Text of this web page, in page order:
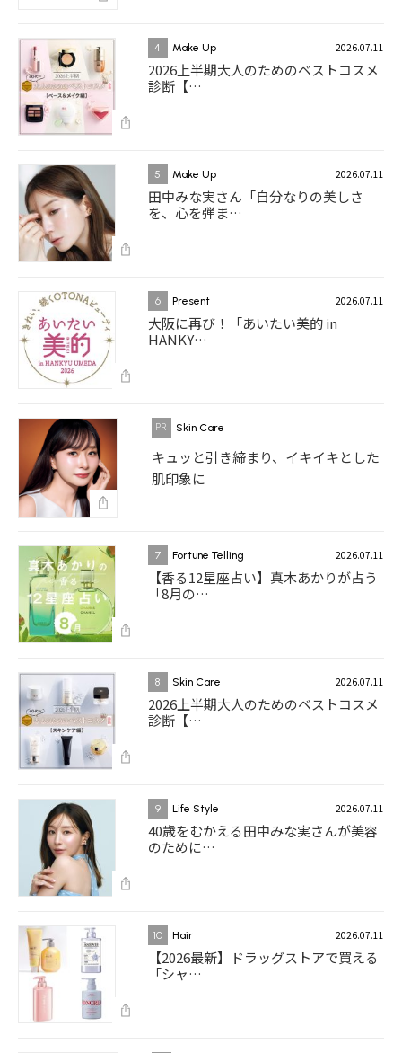
4 Make Up 2026.07.11
2026上半期大人のためのベストコスメ
診断【…
5 Make Up 2026.07.11
田中みな実さん「自分なりの美しさ
を、心を弾ま…
6 Present 2026.07.11
大阪に再び！「あいたい美的 in
HANKY…
Skin Care
キュッと引き締まり、イキイキとした
肌印象に
7 Fortune Telling 2026.07.11
【香る12星座占い】真木あかりが占う
「8月の…
8 Skin Care 2026.07.11
2026上半期大人のためのベストコスメ
診断【…
9 Life Style 2026.07.11
40歳をむかえる田中みな実さんが美容
のために…
10 Hair 2026.07.11
【2026最新】ドラッグストアで買える
「シャ…